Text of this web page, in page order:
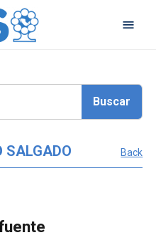
SALGADO Back